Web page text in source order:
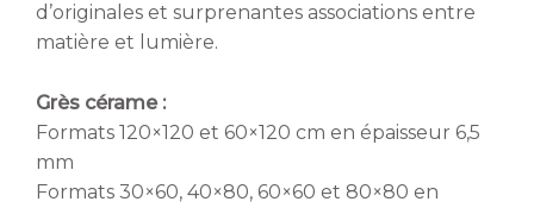
d’originales et surprenantes associations entre
matière et lumière.
Grès cérame :
Formats 120×120 et 60×120 cm en épaisseur 6,5
mm
Formats 30×60, 40×80, 60×60 et 80×80 en